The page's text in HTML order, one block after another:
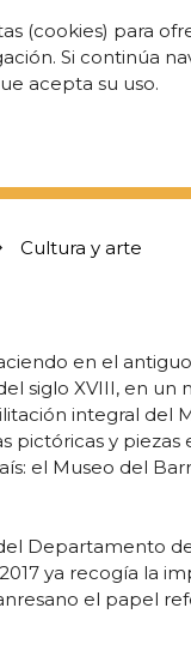
(cookies) para
Si continúa
acepta su uso.
Cultura y arte
en el
siglo XVIII, en
integral del
pictóricas y
el Museo del
Departamento
ya recogía la
el papel